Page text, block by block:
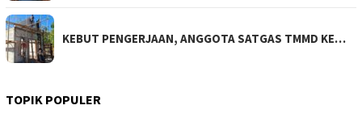
KEBUT PENGERJAAN, ANGGOTA SATGAS TMMD KE…
TOPIK POPULER